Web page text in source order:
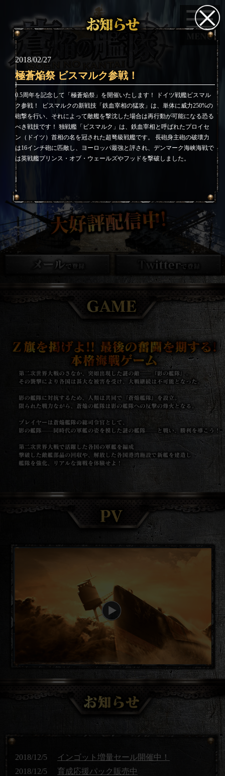
2018/02/27
極蒼焔祭 ビスマルク参戦！
0.5周年を記念して「極蒼焔祭」を開催いたします！ ドイツ戦艦ビスマル
ク参戦！
ビスマルクの新戦技「鉄血宰相の猛攻」は、単体に威力250%の
砲撃を行い、それによって敵艦を撃沈した場合は再行動が可能になる恐る
べき戦技です！ 独戦艦「ビスマルク」は、鉄血宰相と呼ばれたプロイセ
ン（ドイツ）首相の名を冠された超弩級戦艦です。 長砲身主砲の破壊力
は16インチ砲に匹敵し、ヨーロッパ最強と評され、デンマーク海峡海戦で
は英戦艦プリンス・オブ・ウェールズやフッドを撃破しました。
2018/12/5
インゴット増量セール開催中！
2018/12/5
育成応援パック販売中